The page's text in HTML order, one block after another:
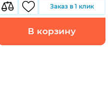
Заказ в 1 клик
В корзину